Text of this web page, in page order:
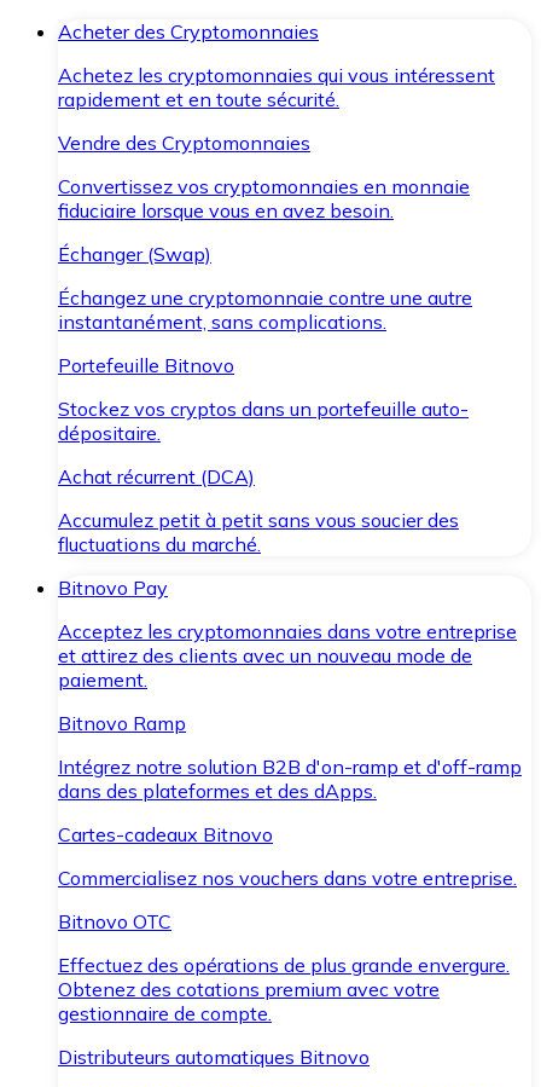
Acheter des Cryptomonnaies
Achetez les cryptomonnaies qui vous intéressent
rapidement et en toute sécurité.
Vendre des Cryptomonnaies
Convertissez vos cryptomonnaies en monnaie
fiduciaire lorsque vous en avez besoin.
Échanger (Swap)
Échangez une cryptomonnaie contre une autre
instantanément, sans complications.
Portefeuille Bitnovo
Stockez vos cryptos dans un portefeuille auto-
dépositaire.
Achat récurrent (DCA)
Accumulez petit à petit sans vous soucier des
fluctuations du marché.
Bitnovo Pay
Acceptez les cryptomonnaies dans votre entreprise
et attirez des clients avec un nouveau mode de
paiement.
Bitnovo Ramp
Intégrez notre solution B2B d'on-ramp et d'off-ramp
dans des plateformes et des dApps.
Cartes-cadeaux Bitnovo
Commercialisez nos vouchers dans votre entreprise.
Bitnovo OTC
Effectuez des opérations de plus grande envergure.
Obtenez des cotations premium avec votre
gestionnaire de compte.
Distributeurs automatiques Bitnovo